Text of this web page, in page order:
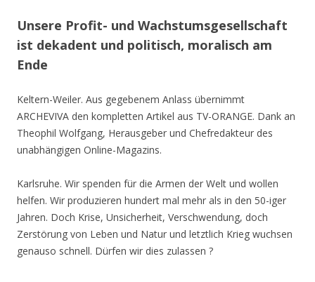
Unsere Profit- und Wachstumsgesellschaft
ist dekadent und politisch, moralisch am
Ende
Keltern-Weiler. Aus gegebenem Anlass übernimmt
ARCHEVIVA den kompletten Artikel aus TV-ORANGE. Dank an
Theophil Wolfgang, Herausgeber und Chefredakteur des
unabhängigen Online-Magazins.
Karlsruhe. Wir spenden für die Armen der Welt und wollen
helfen. Wir produzieren hundert mal mehr als in den 50-iger
Jahren. Doch Krise, Unsicherheit, Verschwendung, doch
Zerstörung von Leben und Natur und letztlich Krieg wuchsen
genauso schnell. Dürfen wir dies zulassen ?